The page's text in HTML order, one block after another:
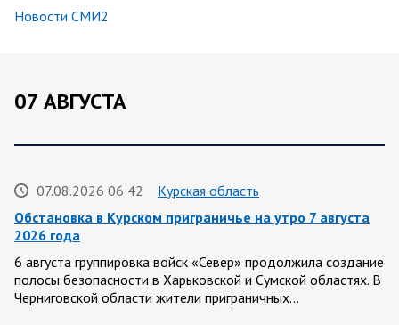
Новости СМИ2
07 АВГУСТА
07.08.2026 06:42
Курская область
Обстановка в Курском приграничье на утро 7 августа
2026 года
6 августа группировка войск «Север» продолжила создание
полосы безопасности в Харьковской и Сумской областях. В
Черниговской области жители приграничных…